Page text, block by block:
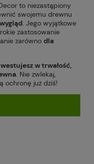
to niezastąpiony
swojemu drewnu
. Jego wyjątkowe
zastosowanie
zarówno dla
w trwałość,
. Nie zwlekaj,
ochronę już dziś!